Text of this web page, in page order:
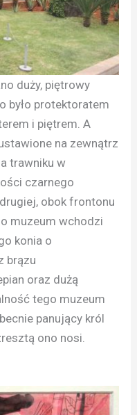
duży, piętrowy
było protektoratem
i piętrem. A
na zewnątrz
trawniku w
czarnego
obok frontonu
muzeum wchodzi
konia o
brązu
oraz dużą
tego muzeum
panujący król
ono nosi.